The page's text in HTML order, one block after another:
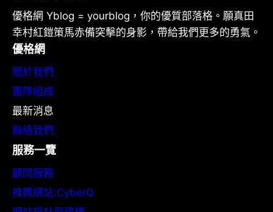
優格網 Yblog = yourblog，你的優質部落格。願真田
幸村紅鎧策馬赤備突擊的身影，帶給我們更多的勇氣。
優格網
關於我們
團隊組成
最新消息
聯絡我們
服務一覽
顧問服務
推薦網站:CyberQ